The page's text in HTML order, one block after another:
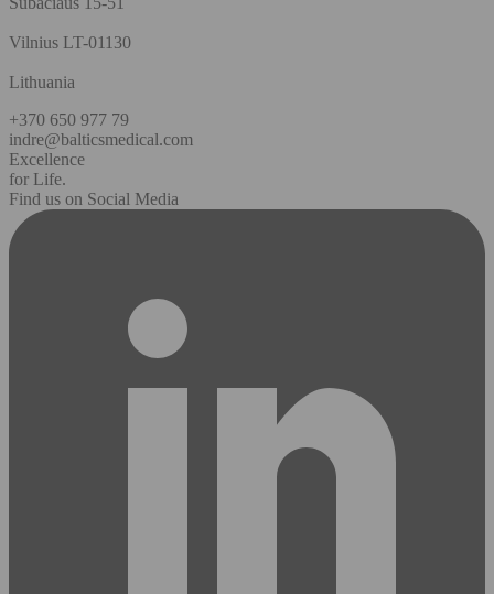
Vilnius LT-01130
Lithuania
+370 650 977 79
indre@balticsmedical.com
Excellence
for Life.
Find us on Social Media